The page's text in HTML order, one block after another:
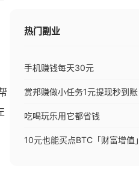
热门副业
手机赚钱每天30元
赏邦赚做小任务1元提现秒到账
吃喝玩乐用它都省钱
10元也能买点BTC「财富增值」